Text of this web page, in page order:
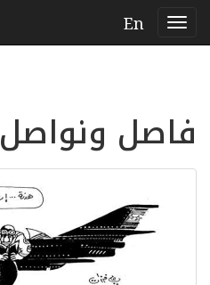
En
فاصل ونواصل